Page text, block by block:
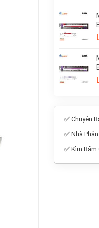
✅ Chuyên
✅ Nhà
✅ Kìm Bấm